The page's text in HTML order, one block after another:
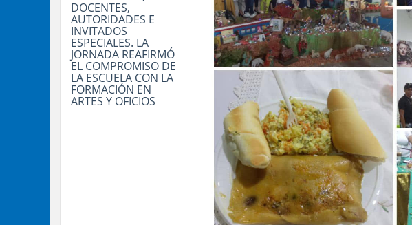
DOCENTES,
AUTORIDADES E
INVITADOS
ESPECIALES. LA
JORNADA REAFIRMÓ
EL COMPROMISO DE
LA ESCUELA CON LA
FORMACIÓN EN
ARTES Y OFICIOS